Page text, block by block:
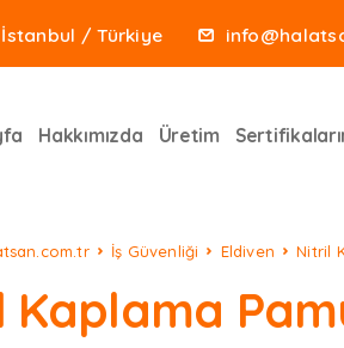
İstanbul / Türkiye
Hakkımızda Üretim
İş Güvenliği Eldiven Nitril
Kaplama